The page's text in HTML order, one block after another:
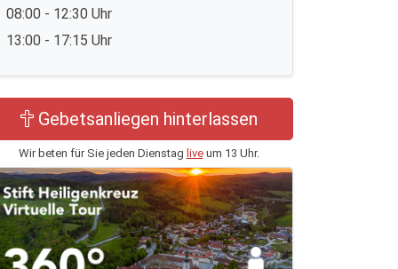
08:00 - 12:30 Uhr
13:00 - 17:15 Uhr
Gebetsanliegen hinterlassen
Wir beten für Sie jeden Dienstag liveum 13 Uhr.